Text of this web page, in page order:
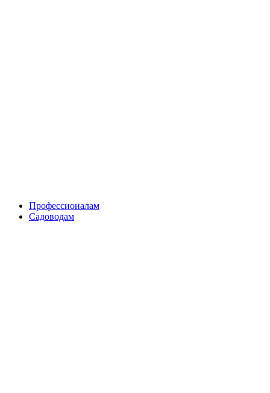
Профессионалам
Садоводам